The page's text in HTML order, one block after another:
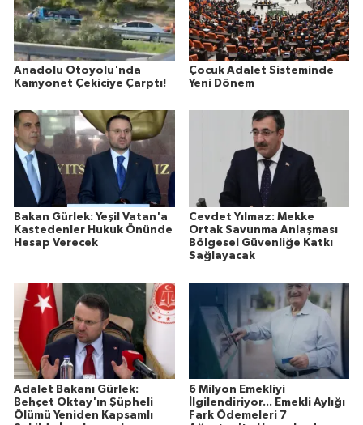
Anadolu Otoyolu'nda
Kamyonet Çekiciye Çarptı!
Çocuk Adalet Sisteminde
Yeni Dönem
Bakan Gürlek: Yeşil Vatan'a
Kastedenler Hukuk Önünde
Hesap Verecek
Cevdet Yılmaz: Mekke
Ortak Savunma Anlaşması
Bölgesel Güvenliğe Katkı
Sağlayacak
Adalet Bakanı Gürlek:
Behçet Oktay'ın Şüpheli
Ölümü Yeniden Kapsamlı
6 Milyon Emekliyi
İlgilendiriyor... Emekli Aylığı
Fark Ödemeleri 7